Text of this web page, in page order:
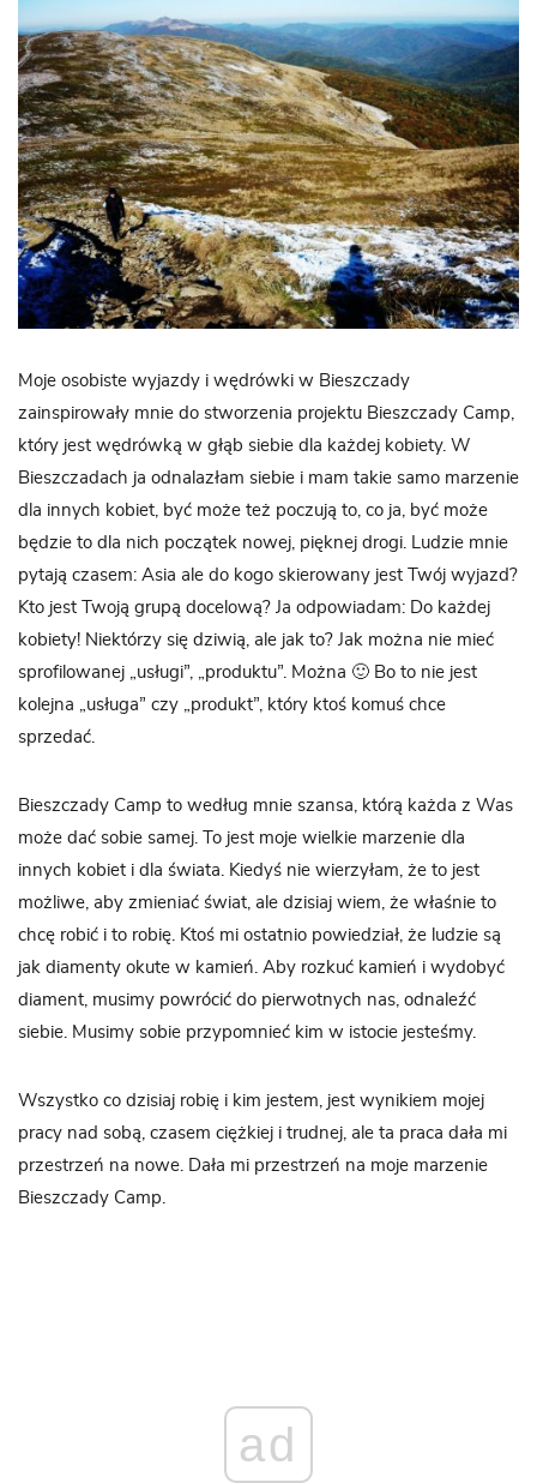
Moje osobiste wyjazdy i wędrówki w Bieszczady
zainspirowały mnie do stworzenia projektu Bieszczady Camp,
który jest wędrówką w głąb siebie dla każdej kobiety. W
Bieszczadach ja odnalazłam siebie i mam takie samo marzenie
dla innych kobiet, być może też poczują to, co ja, być może
będzie to dla nich początek nowej, pięknej drogi. Ludzie mnie
pytają czasem: Asia ale do kogo skierowany jest Twój wyjazd?
Kto jest Twoją grupą docelową? Ja odpowiadam: Do każdej
kobiety! Niektórzy się dziwią, ale jak to? Jak można nie mieć
sprofilowanej „usługi”, „produktu”. Można 🙂 Bo to nie jest
kolejna „usługa” czy „produkt”, który ktoś komuś chce
sprzedać.
Bieszczady Camp to według mnie szansa, którą każda z Was
może dać sobie samej. To jest moje wielkie marzenie dla
innych kobiet i dla świata. Kiedyś nie wierzyłam, że to jest
możliwe, aby zmieniać świat, ale dzisiaj wiem, że właśnie to
chcę robić i to robię. Ktoś mi ostatnio powiedział, że ludzie są
jak diamenty okute w kamień. Aby rozkuć kamień i wydobyć
diament, musimy powrócić do pierwotnych nas, odnaleźć
siebie. Musimy sobie przypomnieć kim w istocie jesteśmy.
Wszystko co dzisiaj robię i kim jestem, jest wynikiem mojej
pracy nad sobą, czasem ciężkiej i trudnej, ale ta praca dała mi
przestrzeń na nowe. Dała mi przestrzeń na moje marzenie
Bieszczady Camp.
ad